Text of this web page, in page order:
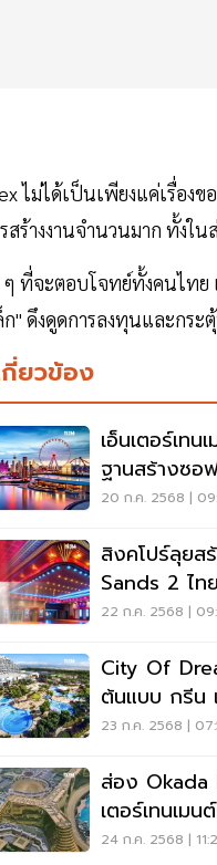
ไม่ได้เป็นเพียงแค่เรื่อ
สร้างงานจำนวนมาก ทั้งใ
ๆ ที่จะตอบโจทย์ทั้งคนไท
ดึงดูดการลงทุนและกระ
กี่ยวข้อง
เอ็นเตอร์เทน
ฐานสร้างซอ
ไม่?
20 ก.ค. 2568 |
สิงคโปร์ลุยส
Sands 2 ไท
เทนเมนต์ฯ
22 ก.ค. 2568 |
City Of
ต้นแบบ กรีน
คอมเพล็กซ์โ
23 ก.ค. 2568 |
ส่อง Okada
เตอร์เทนเม
24 ก.ค. 2568 |